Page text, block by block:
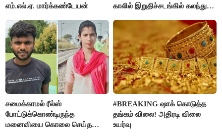
எம்.எல்.ஏ. மார்க்கண்டேயன்
காலில் இறுதிச்சடங்கில் கலந்து
சமைக்காமல் ரீல்ஸ்
போட்டுக்கொண்டிருந்த
மனைவியை கொலை செய்த
#BREAKING ஷாக் கொடுத்த
தங்கம் விலை! அதிரடி விலை
உயர்வு